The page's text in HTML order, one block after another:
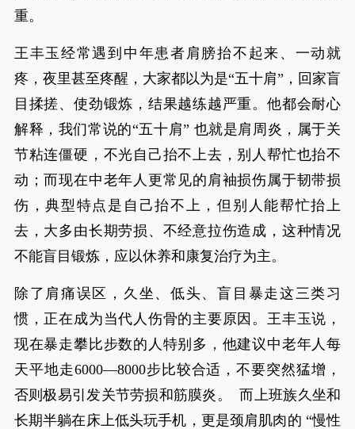
重。
王丰玉经常遇到中年患者肩膀抬不起来、一动就
疼，夜里甚至疼醒，大家都以为是“五十肩”，回家盲
目揉搓、使劲锻炼，结果越练越严重。他都会耐心
解释，我们常说的“五十肩” 也就是肩周炎，属于关
节粘连僵硬，不光自己抬不上去，别人帮忙也抬不
动；而现在中老年人更常见的肩袖损伤属于韧带损
伤，典型特点是自己抬不上，但别人能帮忙抬上
去，大多由长期劳损、不经意拉伤造成，这种情况
不能盲目锻炼，应以休养和康复治疗为主。
除了肩痛误区，久坐、低头、盲目暴走这三类习
惯，正在成为当代人伤骨的主要原因。王丰玉说，
现在暴走攀比步数的人特别多，他建议中老年人每
天平地走6000—8000步比较合适，不要突然猛增，
否则极易引发关节劳损和筋膜炎。 而上班族久坐和
长期半躺在床上低头玩手机，更是颈肩肌肉的 “慢性